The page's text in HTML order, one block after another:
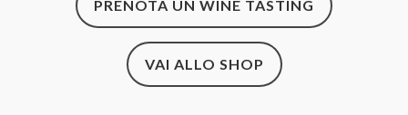
PRENOTA UN WINE TASTING
VAI ALLO SHOP